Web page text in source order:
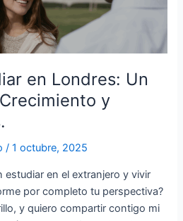
en Londres: Un
y
/1 octubre, 2025
estudiar en el extranjero y vivir
por completo tu perspectiva?
y quiero compartir contigo mi